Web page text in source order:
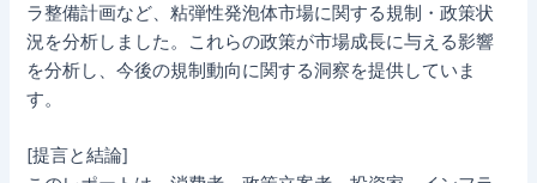
ラ整備計画など、粘弾性発泡体市場に関する規制・政策状
況を分析しました。これらの政策が市場成長に与える影響
を分析し、今後の規制動向に関する洞察を提供していま
す。
[提言と結論]